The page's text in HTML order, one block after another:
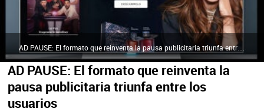
AD PAUSE: El formato que reinventa la
pausa publicitaria triunfa entre los
usuarios